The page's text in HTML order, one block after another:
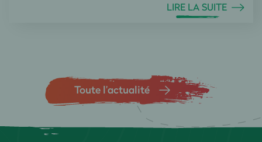
LIRE LA SUITE
Toute l’actualité